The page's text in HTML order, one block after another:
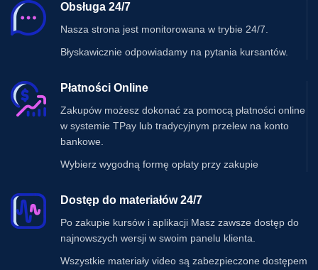
Obsługa 24/7
Nasza strona jest monitorowana w trybie 24/7.
Błyskawicznie odpowiadamy na pytania kursantów.
Płatności Online
Zakupów możesz dokonać za pomocą płatności online
w systemie TPay lub tradycyjnym przelew na konto
bankowe.
Wybierz wygodną formę opłaty przy zakupie
Dostęp do materiałów 24/7
Po zakupie kursów i aplikacji Masz zawsze dostęp do
najnowszych wersji w swoim panelu klienta.
Wszystkie materiały video są zabezpieczone dostępem